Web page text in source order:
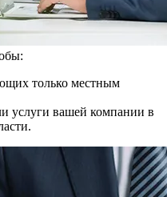
только местным
услуги вашей компании в